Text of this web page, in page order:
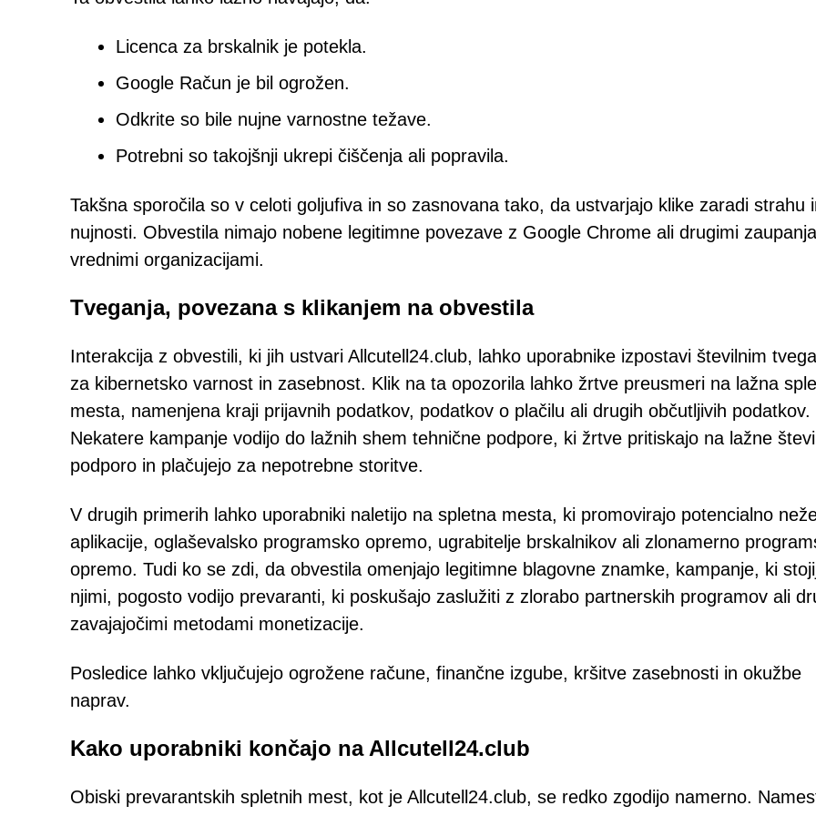
Licenca za brskalnik je potekla.
Google Račun je bil ogrožen.
Odkrite so bile nujne varnostne težave.
Potrebni so takojšnji ukrepi čiščenja ali popravila.
Takšna sporočila so v celoti goljufiva in so zasnovana tako, da ustvarjajo klike zaradi strahu
nujnosti. Obvestila nimajo nobene legitimne povezave z Google Chrome ali drugimi zaupanja
vrednimi organizacijami.
Tveganja, povezana s klikanjem na obvestila
Interakcija z obvestili, ki jih ustvari Allcutell24.club, lahko uporabnike izpostavi številnim
za kibernetsko varnost in zasebnost. Klik na ta opozorila lahko žrtve preusmeri na lažna
mesta, namenjena kraji prijavnih podatkov, podatkov o plačilu ali drugih občutljivih podatkov.
Nekatere kampanje vodijo do lažnih shem tehnične podpore, ki žrtve pritiskajo na lažne
podporo in plačujejo za nepotrebne storitve.
V drugih primerih lahko uporabniki naletijo na spletna mesta, ki promovirajo potencialno
aplikacije, oglaševalsko programsko opremo, ugrabitelje brskalnikov ali zlonamerno
opremo. Tudi ko se zdi, da obvestila omenjajo legitimne blagovne znamke, kampanje, ki
njimi, pogosto vodijo prevaranti, ki poskušajo zaslužiti z zlorabo partnerskih programov ali
zavajajočimi metodami monetizacije.
Posledice lahko vključujejo ogrožene račune, finančne izgube, kršitve zasebnosti in okužbe
naprav.
Kako uporabniki končajo na Allcutell24.club
Obiski prevarantskih spletnih mest, kot je Allcutell24.club, se redko zgodijo namerno.